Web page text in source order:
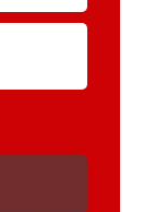
Regeling